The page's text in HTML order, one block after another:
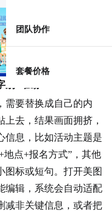
团队协作
套餐价格
“堆砌”
需要替换成自己的内
去，结果画面拥挤，
信息，比如活动主题是
地点+报名方式”，其他
图标或短句。打开美图
编辑，系统会自动适配
减非关键信息，或者把